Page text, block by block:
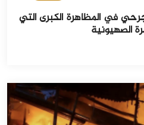
في المظاهرة الكبرى التي
الصهيونية